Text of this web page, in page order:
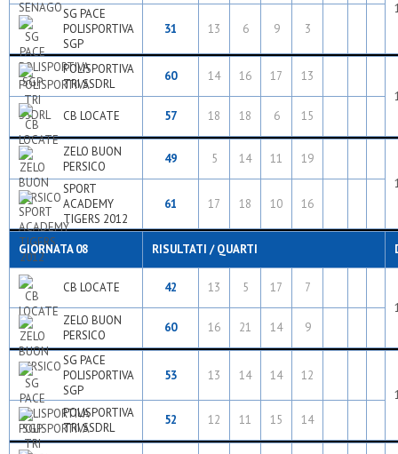
SG PACE
POLISPORTIVA
SGP
31 13 6 9 3
POLISPORTIVA
TRI SSDRL
60 14 16 17
13
CB LOCATE
57 18 18 6 15
ZELO BUON
PERSICO
49 5 14 11
19
SPORT
ACADEMY
TIGERS 2012
61 17 18 10 16
GIORNATA 08 RISULTATI / QUARTI
CB LOCATE 42 13 5 17
7
ZELO BUON
PERSICO
60 16 21 14 9
SG PACE
POLISPORTIVA
SGP
53 13 14 14
12
POLISPORTIVA
TRI SSDRL
52 12 11 15 14